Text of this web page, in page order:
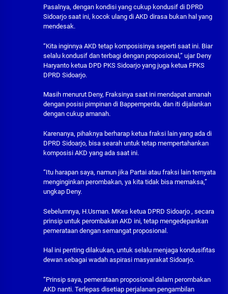
Pasalnya, dengan kondisi yang cukup kondusif di DPRD
Sidoarjo saat ini, kocok ulang di AKD dirasa bukan hal yang
mendesak.
“Kita inginnya AKD tetap komposisinya seperti saat ini. Biar
selalu kondusif dan terbagi dengan proposional,” ujar Deny
Haryanto ketua DPD PKS Sidoarjo yang juga ketua FPKS
DPRD Sidoarjo.
Masih menurut Deny, Fraksinya saat ini mendapat amanah
dengan posisi pimpinan di Bappemperda, dan iti dijalankan
dengan cukup amanah.
Karenanya, pihaknya berharap ketua fraksi lain yang ada di
DPRD Sidoarjo, bisa searah untuk tetap mempertahankan
komposisi AKD yang ada saat ini.
“Itu harapan saya, namun jika Partai atau fraksi lain ternyata
menginginkan perombakan, ya kita tidak bisa memaksa,”
ungkap Deny.
Sebelumnya, H.Usman. MKes ketua DPRD Sidoarjo , secara
prinsip untuk perombakan AKD ini, tetap mengedepankan
pemerataan dengan semangat proposional.
Hal ini penting dilakukan, untuk selalu menjaga kondusifitas
dewan sebagai wadah aspirasi masyarakat Sidoarjo.
“Prinsip saya, pemerataan proposional dalam perombakan
AKD nanti. Terlepas disetiap perjalanan pengambilan